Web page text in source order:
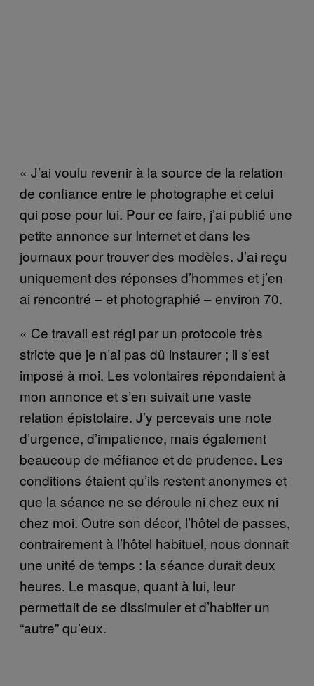
« J’ai voulu revenir à la source de la relation
de confiance entre le photographe et celui
qui pose pour lui. Pour ce faire, j’ai publié une
petite annonce sur Internet et dans les
journaux pour trouver des modèles. J’ai reçu
uniquement des réponses d’hommes et j’en
ai rencontré – et photographié – environ 70.
« Ce travail est régi par un protocole très
stricte que je n’ai pas dû instaurer ; il s’est
imposé à moi. Les volontaires répondaient à
mon annonce et s’en suivait une vaste
relation épistolaire. J’y percevais une note
d’urgence, d’impatience, mais également
beaucoup de méfiance et de prudence. Les
conditions étaient qu’ils restent anonymes et
que la séance ne se déroule ni chez eux ni
chez moi. Outre son décor, l’hôtel de passes,
contrairement à l’hôtel habituel, nous donnait
une unité de temps : la séance durait deux
heures. Le masque, quant à lui, leur
permettait de se dissimuler et d’habiter un
“autre” qu’eux.